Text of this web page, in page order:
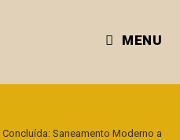
MENU
Concluída: Saneamento Moderno ao